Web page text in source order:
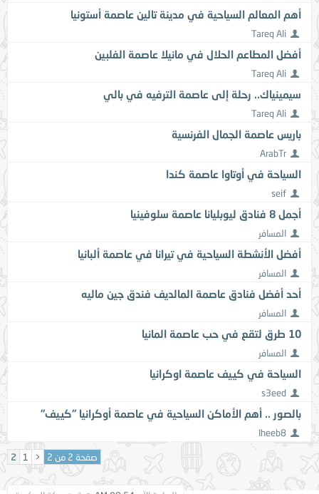
أهم المعالم السياحية في مدينة تالين عاصمة أستونيا
Tareq Ali
أفضل المطاعم الحلال في مانيلا عاصمة الفلبين
Tareq Ali
سيمينياك.. رحلة إلى عاصمة الترفيه في بالي
Tareq Ali
باريس عاصمة الجمال الفرنسية
ArabTr
السياحة في أوتاوا عاصمة كندا
seif
أجمل 8 فنادق ليوبليانا عاصمة سلوفينيا
المسافر
أفضل الأنشطة السياحية في تيرانا في عاصمة ألبانيا
المسافر
أحد أفضل فنادق عاصمة المالديف فندق جين ماليه
المسافر
10 طرق لتقع في حب عاصمة المانيا
المسافر
السياحة في كييف عاصمة اوكرانيا
s3eed
بالصور .. أهم الأماكن السياحية في عاصمة أوكرانيا "كييف"
Iheeb8
صفحة 2 من 2 <
1
2